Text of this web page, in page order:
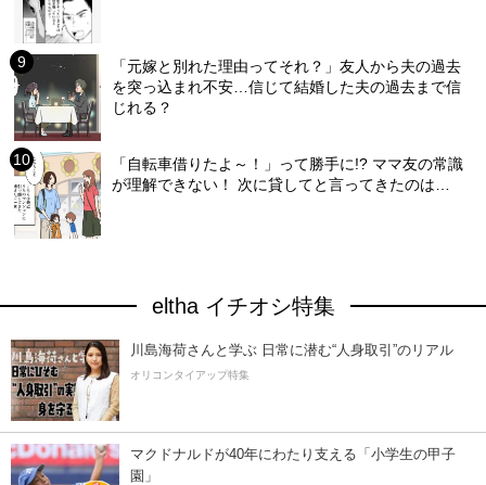
「元嫁と別れた理由ってそれ？」友人から夫の過去
を突っ込まれ不安…信じて結婚した夫の過去まで信
じれる？
「自転車借りたよ～！」って勝手に!? ママ友の常識
が理解できない！ 次に貸してと言ってきたのは…
eltha イチオシ特集
川島海荷さんと学ぶ 日常に潜む“人身取引”のリアル
オリコンタイアップ特集
マクドナルドが40年にわたり支える「小学生の甲子
園」